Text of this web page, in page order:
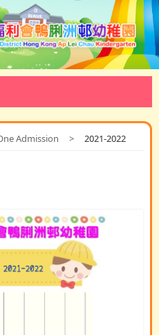
Admission > 2021-2022